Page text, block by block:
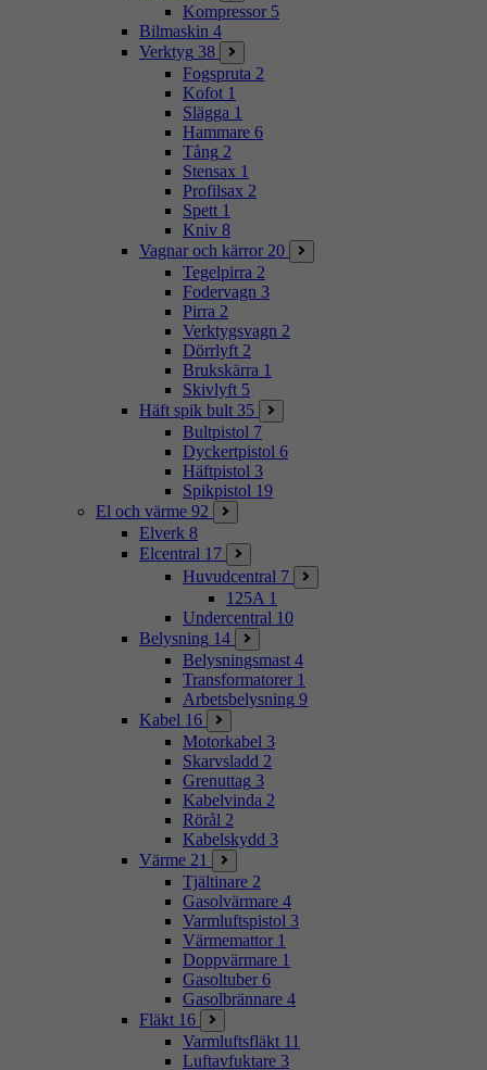
Kompressor 5
Bilmaskin 4
Verktyg 38
Fogspruta 2
Kofot 1
Slägga 1
Hammare 6
Tång 2
Stensax 1
Profilsax 2
Spett 1
Kniv 8
Vagnar och kärror 20
Tegelpirra 2
Fodervagn 3
Pirra 2
Verktygsvagn 2
Dörrlyft 2
Brukskärra 1
Skivlyft 5
Häft spik bult 35
Bultpistol 7
Dyckertpistol 6
Häftpistol 3
Spikpistol 19
El och värme 92
Elverk 8
Elcentral 17
Huvudcentral 7
125A 1
Undercentral 10
Belysning 14
Belysningsmast 4
Transformatorer 1
Arbetsbelysning 9
Kabel 16
Motorkabel 3
Skarvsladd 2
Grenuttag 3
Kabelvinda 2
Rörål 2
Kabelskydd 3
Värme 21
Tjältinare 2
Gasolvärmare 4
Varmluftspistol 3
Värmemattor 1
Doppvärmare 1
Gasoltuber 6
Gasolbrännare 4
Fläkt 16
Varmluftsfläkt 11
Luftavfuktare 3